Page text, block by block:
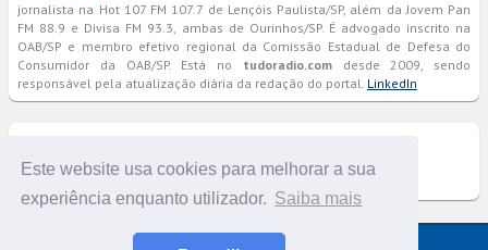
Este website usa cookies para melhorar a sua
experiência enquanto utilizador. Saiba mais
jornalista na Hot 107 FM 107.7 de Lençóis Paulista/SP, além da Jovem Pan
FM 88.9 e Divisa FM 93.3, ambas de Ourinhos/SP. É advogado inscrito na
OAB/SP e membro efetivo regional da Comissão Estadual de Defesa do
Consumidor da OAB/SP. Está no tudoradio.comdesde 2009, sendo
responsável pela atualização diária da redação do portal. LinkedIn